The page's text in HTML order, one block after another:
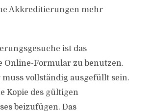
Akkreditierungen mehr
ist das
Online-Formular zu benutzen.
muss vollständig ausgefüllt sein.
Kopie des gültigen
beizufügen. Das